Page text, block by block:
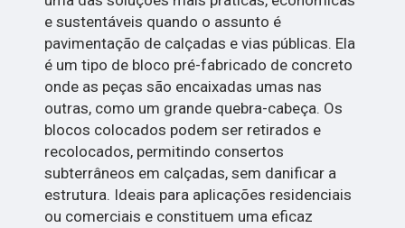
e sustentáveis quando o assunto é
pavimentação de calçadas e vias públicas. Ela
é um tipo de bloco pré-fabricado de concreto
onde as peças são encaixadas umas nas
outras, como um grande quebra-cabeça. Os
blocos colocados podem ser retirados e
recolocados, permitindo consertos
subterrâneos em calçadas, sem danificar a
estrutura. Ideais para aplicações residenciais
ou comerciais e constituem uma eficaz